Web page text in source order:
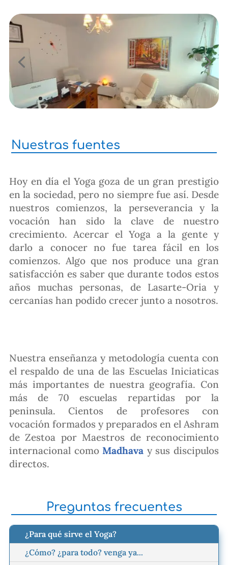
Nuestras fuentes
Hoy en día el Yoga goza de un gran prestigio
en la sociedad, pero no siempre fue así. Desde
nuestros comienzos, la perseverancia y la
vocación han sido la clave de nuestro
crecimiento. Acercar el Yoga a la gente y
darlo a conocer no fue tarea fácil en los
comienzos. Algo que nos produce una gran
satisfacción es saber que durante todos estos
años muchas personas, de Lasarte-Oria y
cercanías han podido crecer junto a nosotros.
Nuestra enseñanza y metodología cuenta con
el respaldo de una de las Escuelas Iniciaticas
más importantes de nuestra geografía. Con
más de 70 escuelas repartidas por la
peninsula. Cientos de profesores con
vocación formados y preparados en el Ashram
de Zestoa por Maestros de reconocimiento
internacional como Madhava y sus discipulos
directos.
Preguntas frecuentes
¿Para qué sirve el Yoga?
¿Cómo? ¿para todo? venga ya...